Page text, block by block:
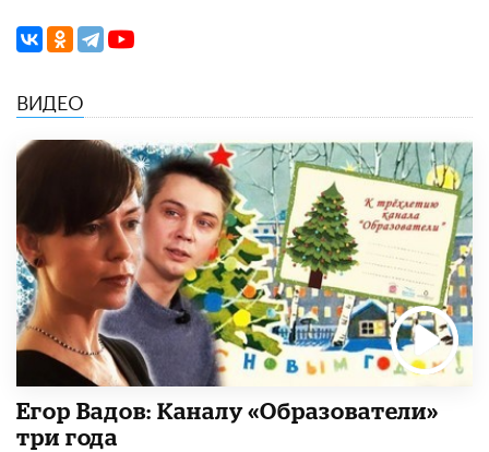
ВИДЕО
Егор Вадов: Каналу «Образователи»
три года